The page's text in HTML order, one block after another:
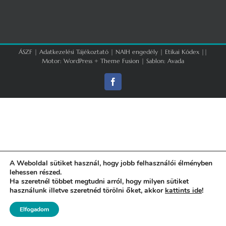
ÁSZF | Adatkezelési Tájékoztató | NAIH engedély | Etikai Kódex ||
Motor: WordPress + Theme Fusion | Sablon: Avada
Facebook
A Weboldal sütiket használ, hogy jobb felhasználói élményben
lehessen részed.
Ha szeretnél többet megtudni arról, hogy milyen sütiket
használunk illetve szeretnéd törölni őket, akkor kattints ide!
Elfogadom